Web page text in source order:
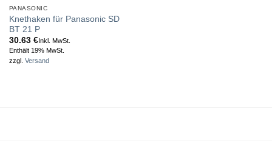
PANASONIC
Knethaken für Panasonic SD
BT 21 P
30.63 €Inkl. MwSt.
Enthält 19% MwSt.
zzgl. Versand